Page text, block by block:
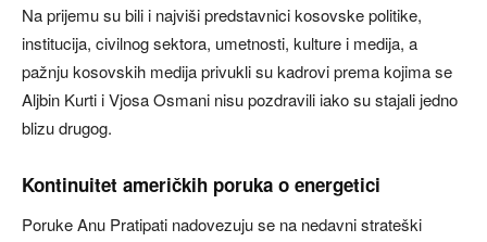
Na prijemu su bili i najviši predstavnici kosovske politike,
institucija, civilnog sektora, umetnosti, kulture i medija, a
pažnju kosovskih medija privukli su kadrovi prema kojima se
Aljbin Kurti i Vjosa Osmani nisu pozdravili iako su stajali jedno
blizu drugog.
Kontinuitet američkih poruka o energetici
Poruke Anu Pratipati nadovezuju se na nedavni strateški